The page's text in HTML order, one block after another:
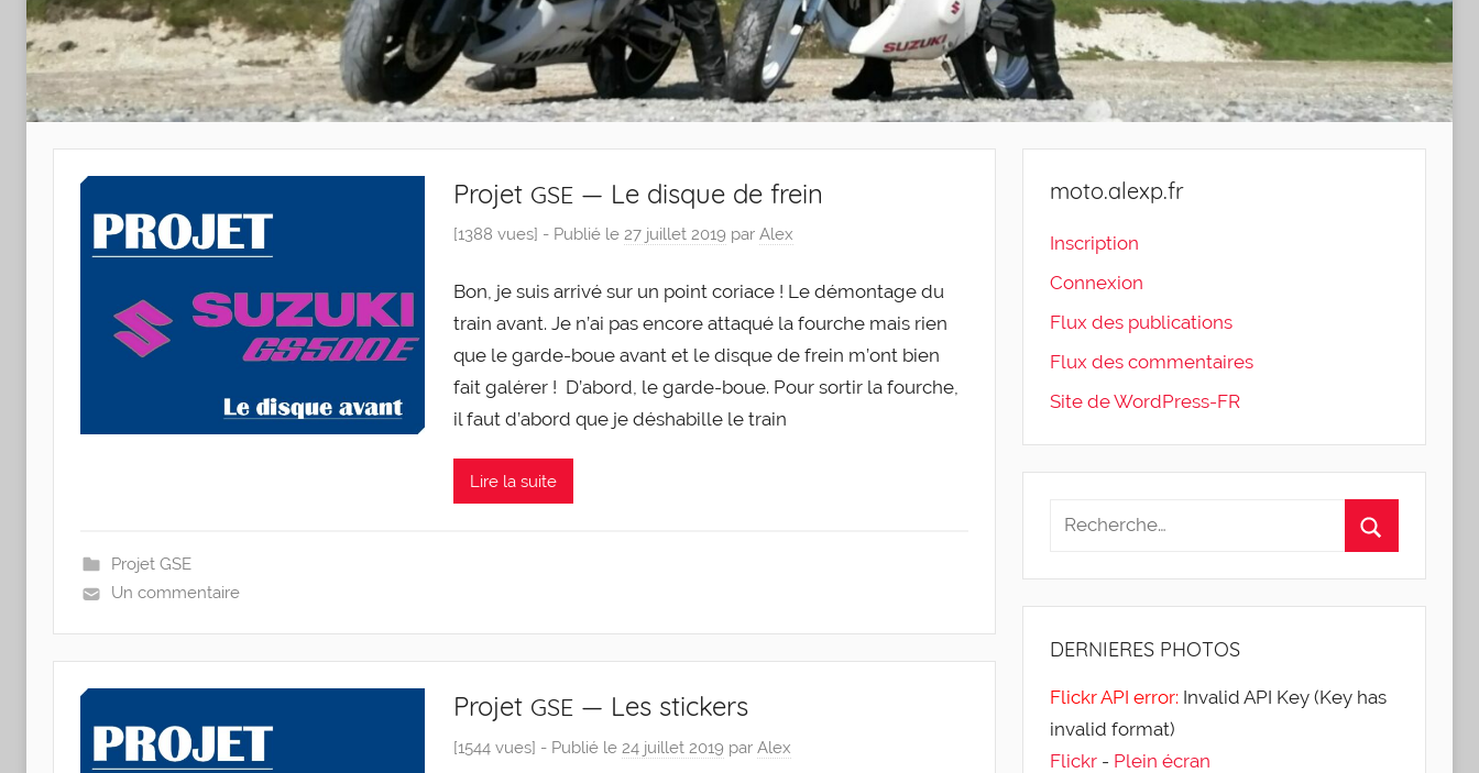
Projet GSE— Le disque de frein
[1388 vues] - Publié le 27 juillet 2019 par Alex
Bon, je suis arri­vé sur un point coriace ! Le démon­tage du
train avant. Je n’ai pas encore atta­qué la fourche mais rien
que le garde-​​boue avant et le disque de frein m’ont bien
fait galé­rer ! D’a­bord, le garde-​​boue. Pour sor­tir la fourche,
il faut d’a­bord que je désha­bille le train
Lire la suite
Projet GSE
Un commentaire
Projet GSE— Les stickers
[1544 vues] - Publié le 24 juillet 2019 par Alex
moto.alexp.fr
Inscription
Connexion
Flux des publications
Flux des commentaires
Site de WordPress-FR
DERNIERES PHOTOS
Flickr API error: Invalid API Key (Key has
invalid format)
Flickr- Plein écran